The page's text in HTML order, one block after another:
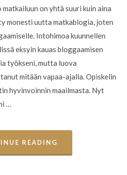
on yhtä suuri kuin aina
monesti uutta matkablogia, joten
Intohimoa kuunnellen
eksyin kauas bloggaamisen
työkseni, mutta luova
mitään vapaa-ajalla. Opiskelin
hyvinvoinnin maailmasta. Nyt
…
READING